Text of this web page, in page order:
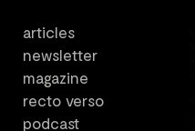
articles
newsletter
magazine
recto verso
podcast